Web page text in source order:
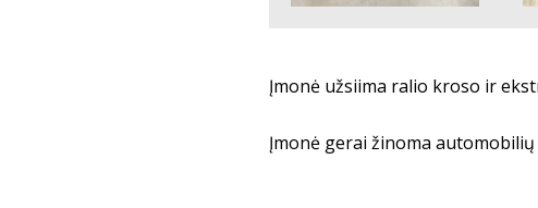
Įmonė užsiima ralio kroso ir
Įmonė gerai žinoma